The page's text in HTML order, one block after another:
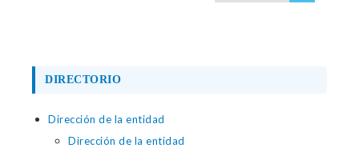
DIRECTORIO
Dirección de la entidad
Dirección de la entidad